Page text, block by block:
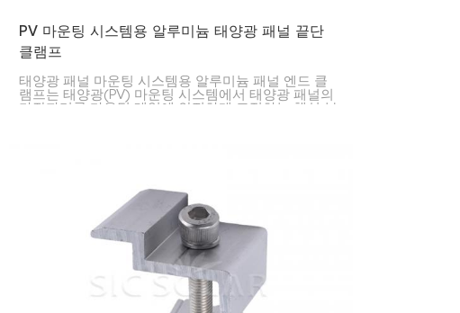
PV 마운팅 시스템용 알루미늄 태양광 패널 끝단
클램프
태양광 패널 마운팅 시스템용 알루미늄 패널 엔드 클
램프는 태양광(PV) 마운팅 시스템에서 태양광 패널의